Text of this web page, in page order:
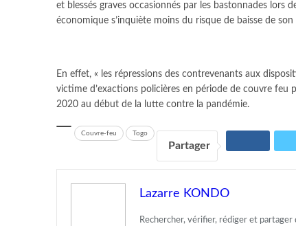
et blessés graves occasionnés par les bastonnades
économique s’inquiète moins du risque de baisse de
En effet, « les répressions des contrevenants aux
victime d’exactions policières en période de couvre
2020 au début de la lutte contre la pandémie.
Couvre-feu Togo
Partager
Lazarre KONDO
Rechercher, vérifier, rédiger et